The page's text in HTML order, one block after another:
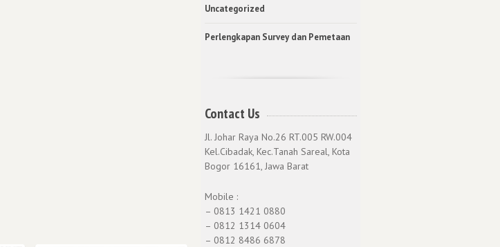
Uncategorized
Perlengkapan Survey dan Pemetaan
Contact Us
Jl. Johar Raya No.26 RT.005 RW.004
Kel.Cibadak, Kec.Tanah Sareal, Kota
Bogor 16161, Jawa Barat
Mobile :
– 0813 1421 0880
– 0812 1314 0604
– 0812 8486 6878